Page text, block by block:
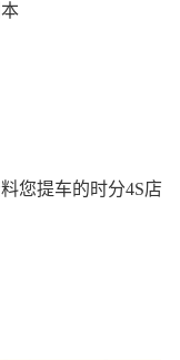
您提车的时分4S店